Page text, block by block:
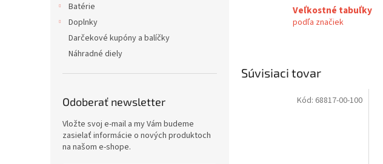
Batérie
Doplnky
Darčekové kupóny a balíčky
Náhradné diely
Odoberať newsletter
Vložte svoj e-mail a my Vám budeme
zasielať informácie o nových produktoch
na našom e-shope.
Veľkostné tabuľky
podľa značiek
Súvisiaci tovar
Kód: 68817-00-100